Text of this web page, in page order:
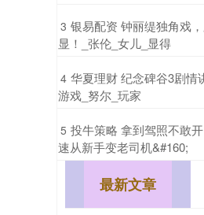
3 银易配资 钟丽缇独角戏
显！_张伦_女儿_显得
4 华夏理财 纪念碑谷3剧情
游戏_努尔_玩家
5 投牛策略 拿到驾照不敢
速从新手变老司机&#160;
最新文章